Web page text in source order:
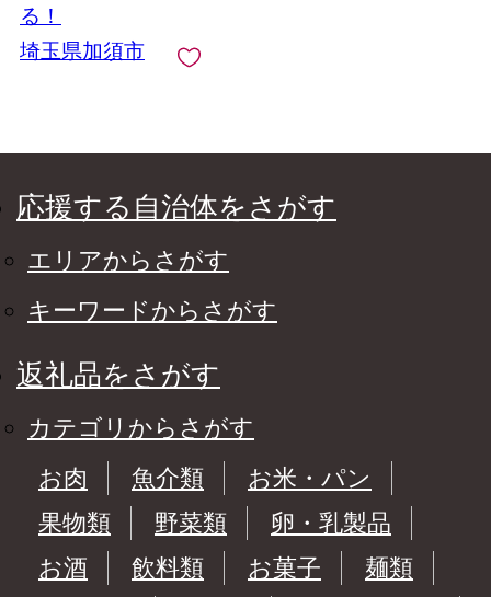
る！
埼玉県加須市
応援する自治体をさがす
エリアからさがす
キーワードからさがす
返礼品をさがす
カテゴリからさがす
お肉
魚介類
お米・パン
果物類
野菜類
卵・乳製品
お酒
飲料類 お菓子
麺類